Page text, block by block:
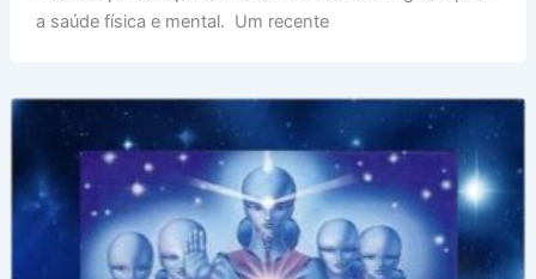
Comprovados
Corpo
Mente
a saúde física e mental. Um recente